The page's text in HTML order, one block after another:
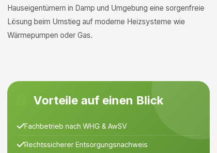
Hauseigentümern in Damp und Umgebung eine sorgenfreie
Lösung beim Umstieg auf moderne Heizsysteme wie
Wärmepumpen oder Gas.
Vorteile auf einen Blick
Fachbetrieb nach WHG & AwSV
Rechtssicherer Entsorgungsnachweis